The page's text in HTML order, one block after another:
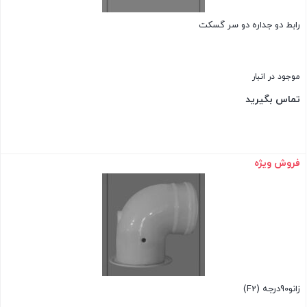
رابط دو جداره دو سر گسکت
موجود در انبار
تماس بگیرید
بستن
فروش ویژه
زانو90درجه (F2)